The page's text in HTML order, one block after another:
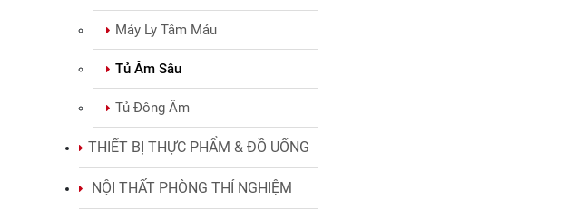
Máy Ly Tâm Máu
Tủ Âm Sâu
Tủ Đông Âm
THIẾT BỊ THỰC PHẨM & ĐỒ UỐNG
NỘI THẤT PHÒNG THÍ NGHIỆM